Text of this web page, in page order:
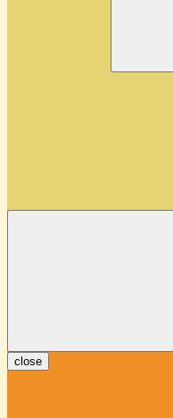
close